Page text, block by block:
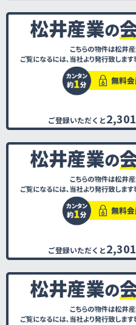
ご登録いただくと2,301
ご登録いただくと2,301